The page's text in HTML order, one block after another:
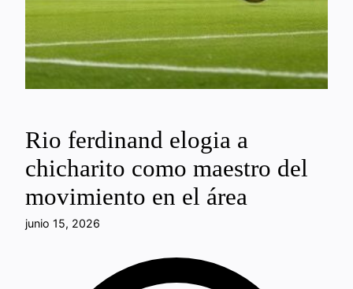
Rio ferdinand elogia a
chicharito como maestro del
movimiento en el área
junio 15, 2026